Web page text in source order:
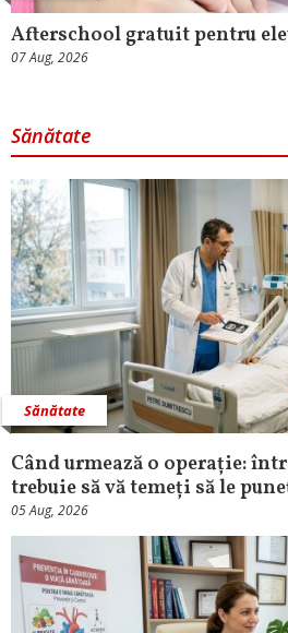
Afterschool gratuit pentru
07 Aug, 2026
Sănătate
Sănătate
Când urmează o operație:
trebuie să vă temeți să le
05 Aug, 2026